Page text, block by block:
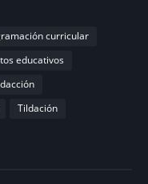
curricular
educativos
Tildación